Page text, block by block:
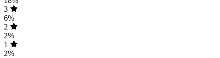
3
6%
2
2%
1
2%